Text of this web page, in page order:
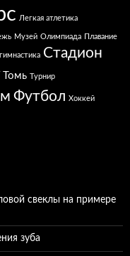
Легкая атлетика
Музей Олимпиада Плавание
Стадион
Томь Турнир
Футбол Хоккей
свеклы на примере
зуба